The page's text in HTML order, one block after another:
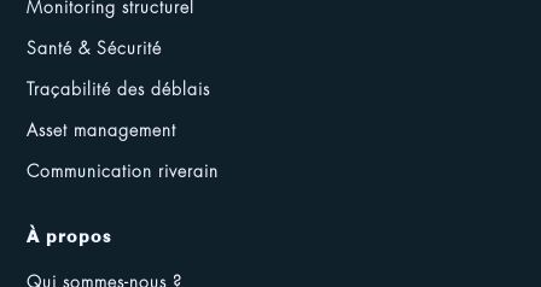
Monitoring structurel
Santé & Sécurité
Traçabilité des déblais
Asset management
Communication riverain
À propos
Qui sommes-nous ?